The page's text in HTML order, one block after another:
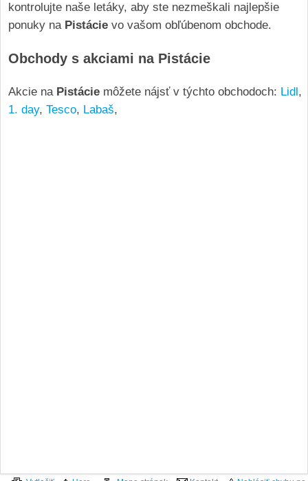
kontrolujte naše letáky, aby ste nezmeškali najlepšie
ponuky na Pistácie vo vašom obľúbenom obchode.
Obchody s akciami na Pistácie
Akcie na Pistácie môžete nájsť v týchto obchodoch: Lidl,
1. day, Tesco, Labaš,